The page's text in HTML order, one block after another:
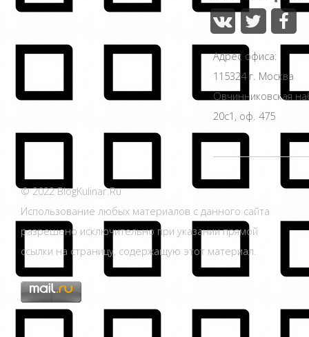
Адрес офиса:
115324 г. Москва
Овчинниковская
20с1, оф. 475
© 2022 BlogKulinar.Ru
Использование любых материалов с данного сайта
разрешено исключительно при указании прямой
ссылки на страницу, содержащую этот материал.